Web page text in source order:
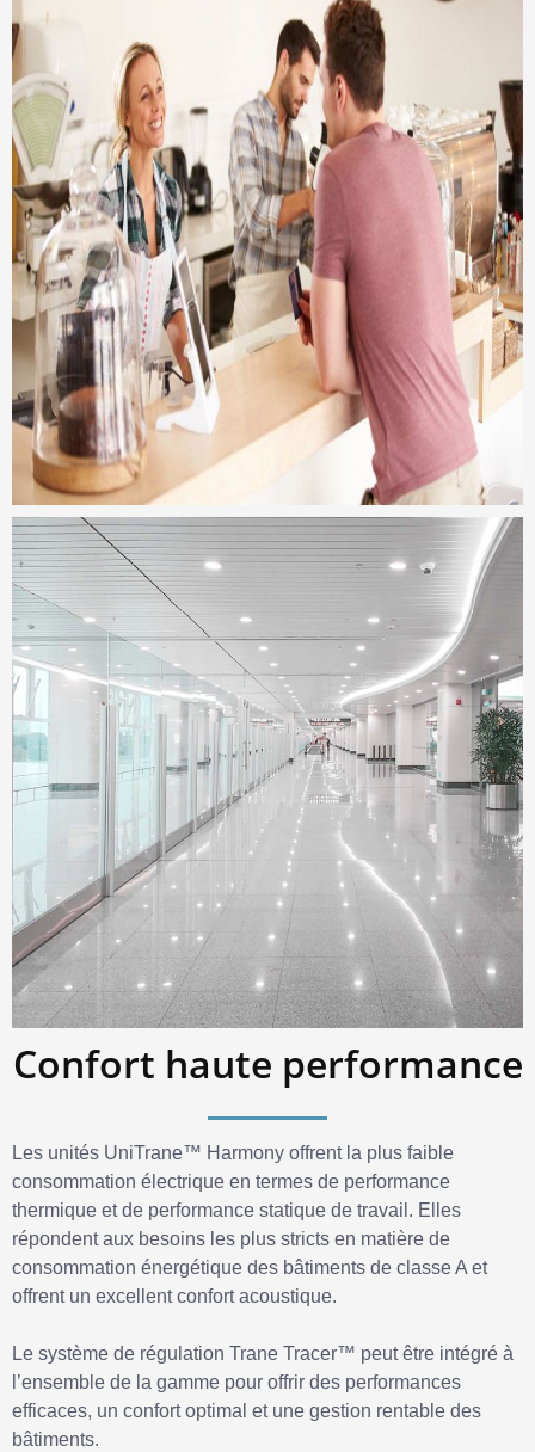
Confort haute performance
Les unités UniTrane™ Harmony offrent la plus faible
consommation électrique en termes de performance
thermique et de performance statique de travail. Elles
répondent aux besoins les plus stricts en matière de
consommation énergétique des bâtiments de classe A et
offrent un excellent confort acoustique.
Le système de régulation Trane Tracer™ peut être intégré à
l’ensemble de la gamme pour offrir des performances
efficaces, un confort optimal et une gestion rentable des
bâtiments.